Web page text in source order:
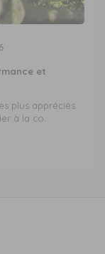
et
plus appréciés
à la co...